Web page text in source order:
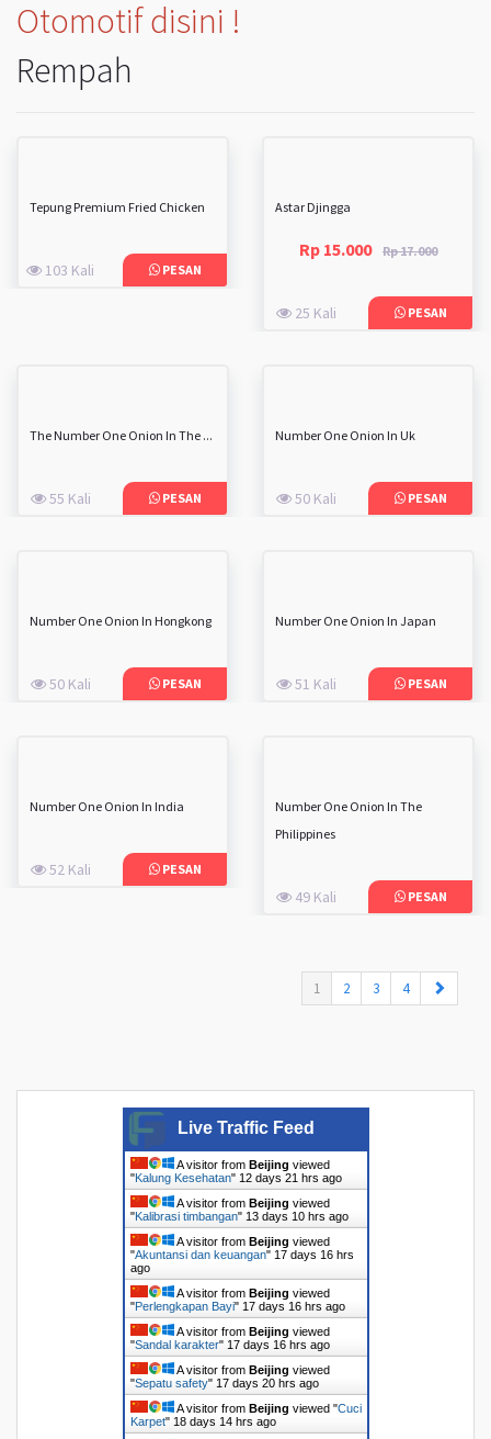
Otomotif disini !
Rempah
Tepung Premium Fried Chicken
103 Kali PESAN
Astar Djingga
Rp 15.000 Rp 17.000
25 Kali PESAN
The Number One Onion In The ...
55 Kali PESAN
Number One Onion In Uk
50 Kali PESAN
Number One Onion In Hongkong
50 Kali PESAN
Number One Onion In Japan
51 Kali PESAN
Number One Onion In India
52 Kali PESAN
Number One Onion In The
Philippines
49 Kali PESAN
1 (current)
2 3 4
Live Traffic Feed
A visitor from Beijing viewed
"Kalung Kesehatan" 12 days 21 hrs ago
A visitor from Beijing viewed
"Kalibrasi timbangan" 13 days 10 hrs ago
A visitor from Beijing viewed
"Akuntansi dan keuangan" 17 days 16 hrs
ago
A visitor from Beijing viewed
"Perlengkapan Bayi" 17 days 16 hrs ago
A visitor from Beijing viewed
"Sandal karakter" 17 days 16 hrs ago
A visitor from Beijing viewed
"Sepatu safety" 17 days 20 hrs ago
A visitor from Beijing viewed "Cuci
Karpet" 18 days 14 hrs ago